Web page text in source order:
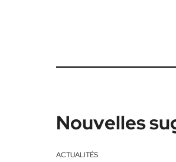
Nouvelles
ACTUALITÉS